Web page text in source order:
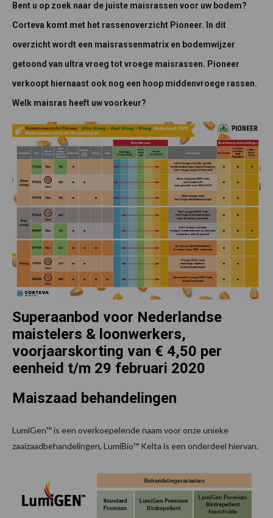
Bent u op zoek naar de juiste maisrassen voor uw bodem?
Corteva komt met het rassenoverzicht Pioneer. In dit
overzicht wordt een maisrassenmatrix en bodemwijzer
getoond van ultra vroeg tot vroege maisrassen. Pioneer
verkoopt hiernaast ook nog een hoop middenvroege rassen.
Welk maisras heeft uw voorkeur?
Superaanbod voor Nederlandse
maistelers & loonwerkers,
voorjaarskorting van € 4,50 per
eenheid t/m 29 februari 2020
Maiszaad behandelingen
LumiGen™ is een overkoepelende naam voor onze unieke
zaaizaadbehandelingen, LumiBio™ Kelta is een onderdeel hiervan.